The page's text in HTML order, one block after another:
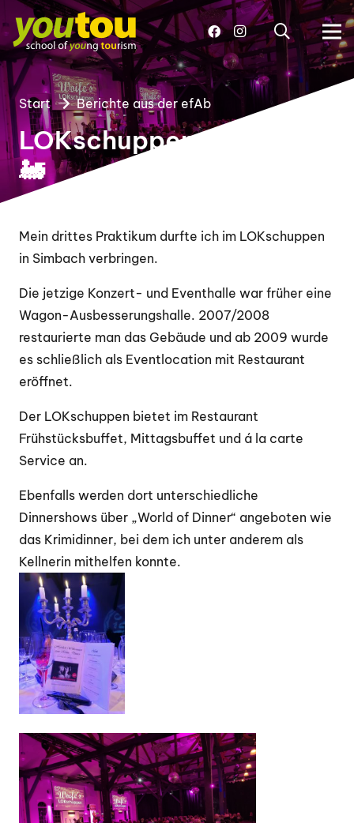
Start Berichte aus der efAb
LOKschuppen Simbach
🚂
Mein drittes Praktikum durfte ich im LOKschuppen
in Simbach verbringen.
Die jetzige Konzert- und Eventhalle war früher eine
Wagon-Ausbesserungshalle. 2007/2008
restaurierte man das Gebäude und ab 2009 wurde
es schließlich als Eventlocation mit Restaurant
eröffnet.
Der LOKschuppen bietet im Restaurant
Frühstücksbuffet, Mittagsbuffet und á la carte
Service an.
Ebenfalls werden dort unterschiedliche
Dinnershows über „World of Dinner“ angeboten wie
das Krimidinner, bei dem ich unter anderem als
Kellnerin mithelfen konnte.